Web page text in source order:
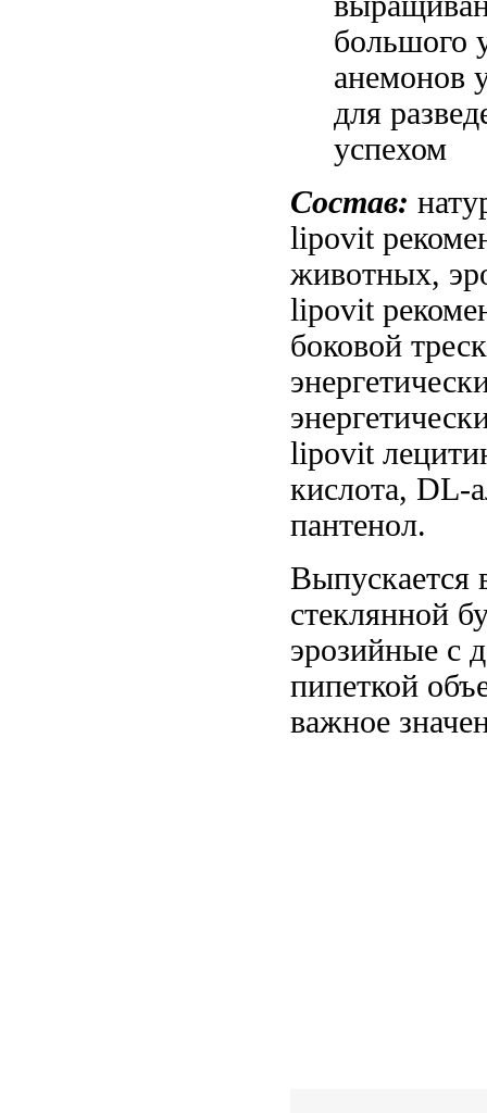
большого
анемонов
для
успехом
Состав:
lipovit
животных,
lipovit
боковой
lipovit
кислота, DL-
пантенол.
Выпускается
стеклянной
эрозийные с
пипеткой
важное